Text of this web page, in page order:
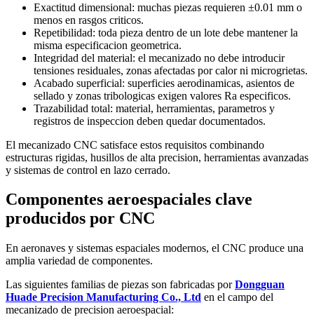
Exactitud dimensional: muchas piezas requieren ±0.01 mm o
menos en rasgos criticos.
Repetibilidad: toda pieza dentro de un lote debe mantener la
misma especificacion geometrica.
Integridad del material: el mecanizado no debe introducir
tensiones residuales, zonas afectadas por calor ni microgrietas.
Acabado superficial: superficies aerodinamicas, asientos de
sellado y zonas tribologicas exigen valores Ra especificos.
Trazabilidad total: material, herramientas, parametros y
registros de inspeccion deben quedar documentados.
El mecanizado CNC satisface estos requisitos combinando
estructuras rigidas, husillos de alta precision, herramientas avanzadas
y sistemas de control en lazo cerrado.
Componentes aeroespaciales clave
producidos por CNC
En aeronaves y sistemas espaciales modernos, el CNC produce una
amplia variedad de componentes.
Las siguientes familias de piezas son fabricadas porDongguan
Huade Precision Manufacturing Co., Ltd en el campo del
mecanizado de precision aeroespacial: